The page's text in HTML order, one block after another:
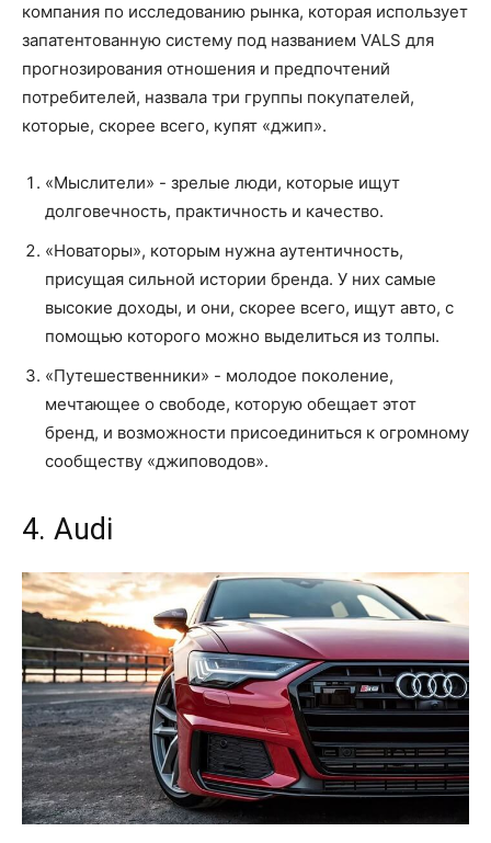
компания по исследованию рынка, которая использует
запатентованную систему под названием VALS для
прогнозирования отношения и предпочтений
потребителей, назвала три группы покупателей,
которые, скорее всего, купят «джип».
«Мыслители» - зрелые люди, которые ищут
долговечность, практичность и качество.
«Новаторы», которым нужна аутентичность,
присущая сильной истории бренда. У них самые
высокие доходы, и они, скорее всего, ищут авто, с
помощью которого можно выделиться из толпы.
«Путешественники» - молодое поколение,
мечтающее о свободе, которую обещает этот
бренд, и возможности присоединиться к огромному
сообществу «джиповодов».
4. Audi